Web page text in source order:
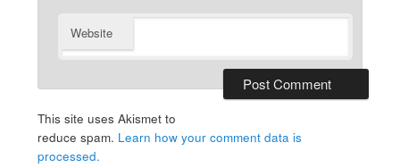
Website
This site uses Akismet to
reduce spam. Learn how your comment data is
processed.